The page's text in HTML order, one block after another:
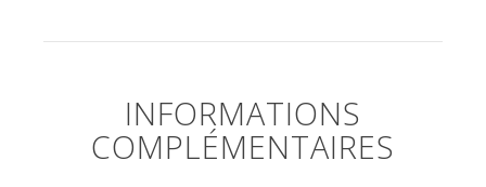
INFORMATIONS
COMPLÉMENTAIRES